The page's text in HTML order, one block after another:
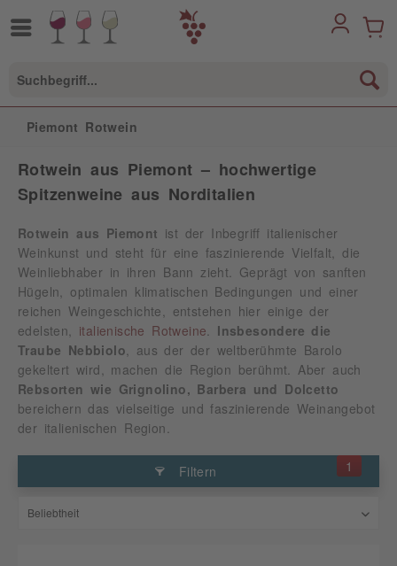
Piemont Rotwein
Rotwein aus Piemont – hochwertige
Spitzenweine aus Norditalien
Rotwein aus Piemont
ist der Inbegriff italienischer
Weinkunst und steht für eine faszinierende Vielfalt, die
Weinliebhaber in ihren Bann zieht. Geprägt von sanften
Hügeln, optimalen klimatischen Bedingungen und einer
reichen Weingeschichte, entstehen hier einige der
edelsten, italienische Rotweine
Insbesondere die
Traube Nebbiolo , aus der der weltberühmte Barolo
gekeltert wird, machen die Region berühmt. Aber auch
Rebsorten wie Grignolino, Barbera und Dolcetto
bereichern das vielseitige und faszinierende Weinangebot
der italienischen Region.
Filtern 1